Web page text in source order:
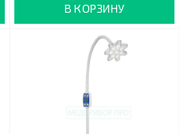
В КОРЗИНУ